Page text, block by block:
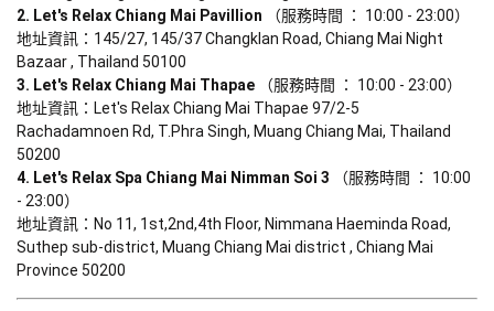
2. Let's Relax Chiang Mai Pavillion （服務時間 ： 10:00 - 23:00）
地址資訊：145/27, 145/37 Changklan Road, Chiang Mai Night
3. Let's Relax Chiang Mai Thapae （服務時間 ： 10:00 - 23:00）
地址資訊：Let's Relax Chiang Mai Thapae 97/2-5
Rachadamnoen Rd, T.Phra Singh, Muang Chiang Mai, Thailand
4. Let's Relax Spa Chiang Mai Nimman Soi 3 （服務時間 ： 10:00
- 23:00）
地址資訊：No 11, 1st,2nd,4th Floor, Nimmana Haeminda Road,
Suthep sub-district, Muang Chiang Mai district , Chiang Mai
Province 50200